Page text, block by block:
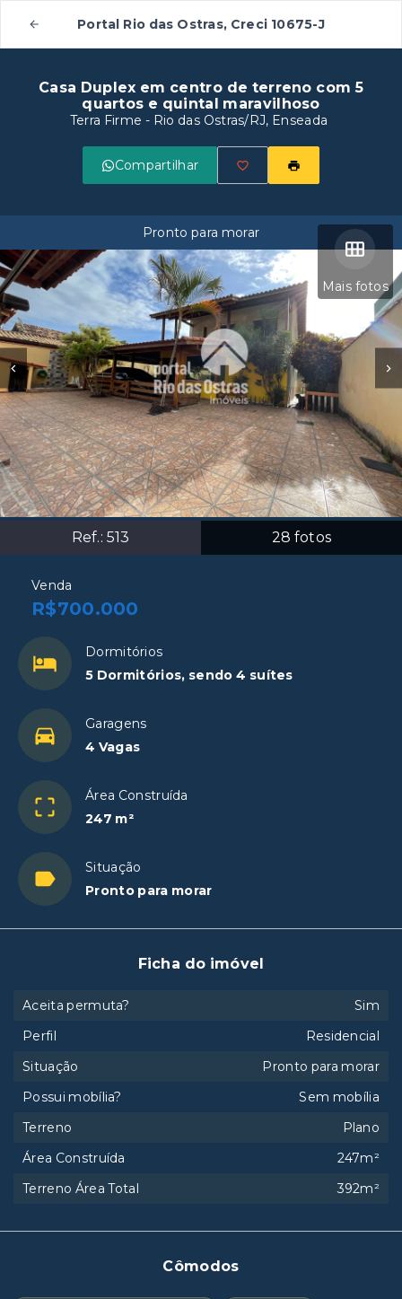
Portal Rio das Ostras, Creci 10675-J
Casa Duplex em centro de terreno com 5
quartos e quintal maravilhoso
Terra Firme - Rio das Ostras/RJ, Enseada
Compartilhar
Mais fotos
Ref.: 513 28 fotos
Pronto para morar
Venda
R$700.000
Dormitórios
5 Dormitórios, sendo 4 suítes
Garagens
4 Vagas
Área Construída
247 m²
Situação
Pronto para morar
Cômodos
Ficha do imóvel
Aceita permuta?
Sim
Perfil
Residencial
Situação
Pronto para morar
Possui mobília?
Sem mobília
Terreno
Plano
Área Construída
247m²
Terreno Área Total
392m²